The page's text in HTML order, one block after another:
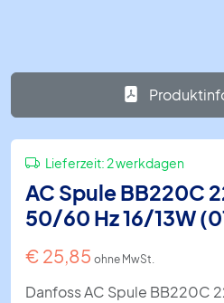
Lieferzeit:2 werkdagen
AC Spule BB220C
50/60 Hz 16/13W
€ 25,85 ohne MwSt.
Danfoss AC Spule BB220C